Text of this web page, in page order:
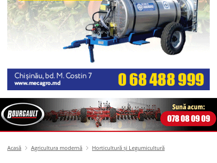
Acasă Agricultura modernă Horticultură și Legumicultură